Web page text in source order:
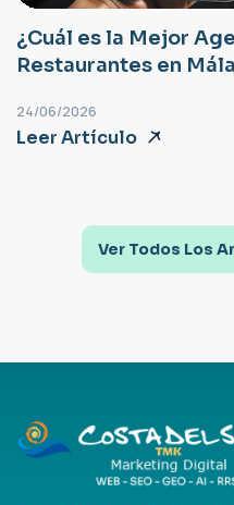
¿Cuál es la Mejor
Restaurantes en
24/06/2026
Leer Artículo
Ver Todos Los